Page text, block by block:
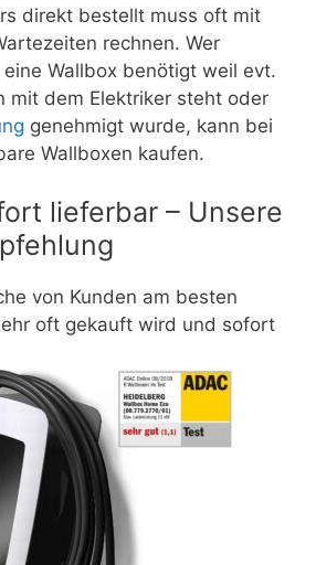
direkt bestellt muss oft mit
rechnen. Wer
Wallbox benötigt weil evt.
mit dem Elektriker steht oder
genehmigt wurde, kann bei
Wallboxen kaufen.
lieferbar – Unsere
von Kunden am besten
oft gekauft wird und sofort